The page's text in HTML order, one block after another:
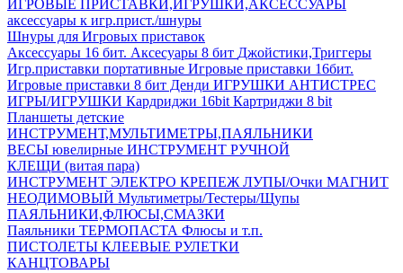
ИГРОВЫЕ ПРИСТАВКИ,ИГРУШКИ,АКСЕССУАРЫ
аксесcуары к игр.прист./шнуры
Шнуры для Игровых приставок
Аксессуары 16 бит. Аксесуары 8 бит Джойстики,Триггеры
Игр.приставки портативные Игровые приставки 16бит.
Игровые приставки 8 бит Денди ИГРУШКИ АНТИСТРЕС
ИГРЫ/ИГРУШКИ Кардриджи 16bit Картриджи 8 bit
Планшеты детские
ИНСТРУМЕНТ,МУЛЬТИМЕТРЫ,ПАЯЛЬНИКИ
ВЕСЫ ювелирные ИНСТРУМЕНТ РУЧНОЙ
КЛЕЩИ (витая пара)
ИНСТРУМЕНТ ЭЛЕКТРО КРЕПЕЖ ЛУПЫ/Очки МАГНИТ
НЕОДИМОВЫЙ Мультиметры/Тестеры/Щупы
ПАЯЛЬНИКИ,ФЛЮСЫ,СМАЗКИ
Паяльники ТЕРМОПАСТА Флюсы и т.п.
ПИСТОЛЕТЫ КЛЕЕВЫЕ РУЛЕТКИ
КАНЦТОВАРЫ